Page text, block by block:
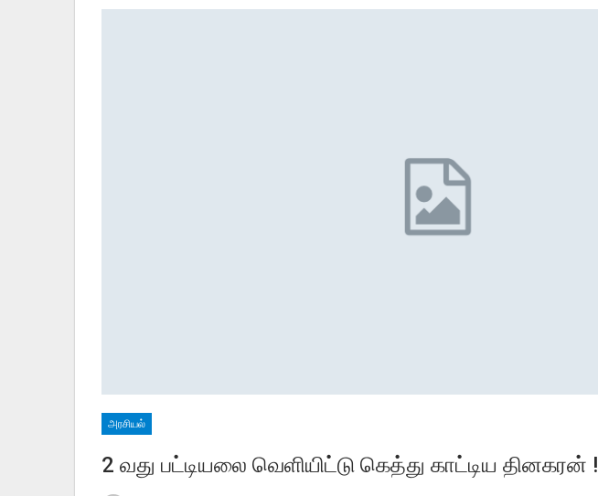
அரசியல்
2 வது பட்டியலை வெளியிட்டு கெத்து காட்டிய தினகரன் !